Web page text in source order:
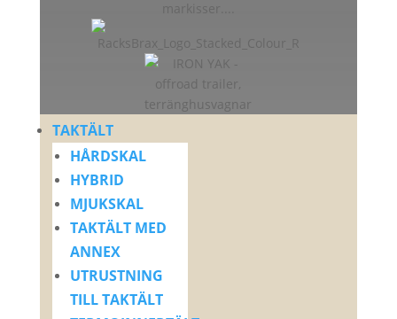
TAKTÄLT
HÅRDSKAL
HYBRID
MJUKSKAL
TAKTÄLT MED
ANNEX
UTRUSTNING
TILL TAKTÄLT